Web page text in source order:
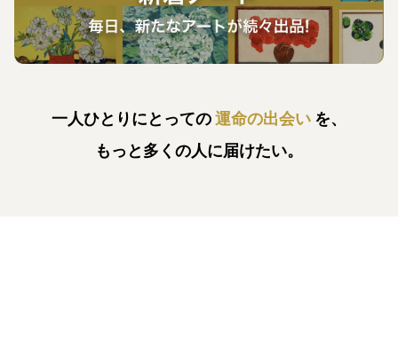
一人ひとりにとっての運命の出会い を、
もっと多くの人に届けたい。